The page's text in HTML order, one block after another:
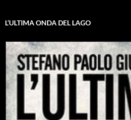
L’ULTIMA ONDA DEL LAGO